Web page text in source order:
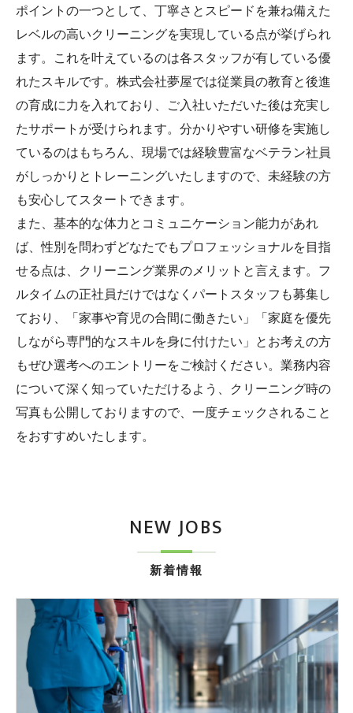
ポイントの一つとして、丁寧さとスピードを兼ね備えた
レベルの高いクリーニングを実現している点が挙げられ
ます。これを叶えているのは各スタッフが有している優
れたスキルです。株式会社夢屋では従業員の教育と後進
の育成に力を入れており、ご入社いただいた後は充実し
たサポートが受けられます。分かりやすい研修を実施し
ているのはもちろん、現場では経験豊富なベテラン社員
がしっかりとトレーニングいたしますので、未経験の方
も安心してスタートできます。
また、基本的な体力とコミュニケーション能力があれ
ば、性別を問わずどなたでもプロフェッショナルを目指
せる点は、クリーニング業界のメリットと言えます。フ
ルタイムの正社員だけではなくパートスタッフも募集し
ており、「家事や育児の合間に働きたい」「家庭を優先
しながら専門的なスキルを身に付けたい」とお考えの方
もぜひ選考へのエントリーをご検討ください。業務内容
について深く知っていただけるよう、クリーニング時の
写真も公開しておりますので、一度チェックされること
をおすすめいたします。
新着情報
NEW JOBS